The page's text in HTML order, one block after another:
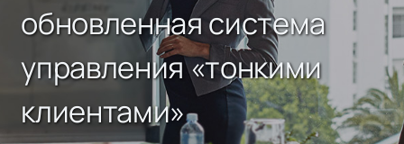
обновленная система
управления «тонкими
клиентами»